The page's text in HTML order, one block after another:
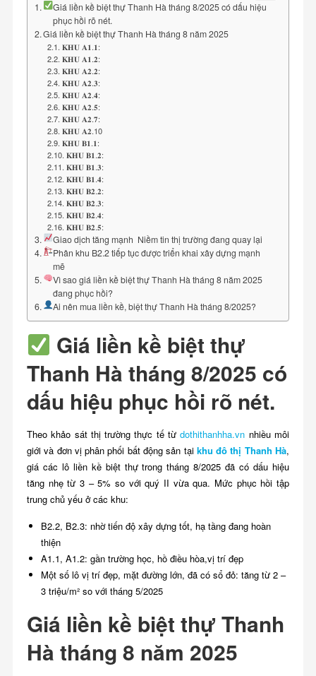
Giá liền kề biệt thự Thanh Hà tháng 8/2025 có dấu hiệu
phục hồi rõ nét.
Giá liền kề biệt thự Thanh Hà tháng 8 năm 2025
𝐊𝐇𝐔 𝐀𝟏.𝟏:
𝐊𝐇𝐔 𝐀𝟏.𝟐:
𝐊𝐇𝐔 𝐀𝟐.𝟐:
𝐊𝐇𝐔 𝐀𝟐.𝟑:
𝐊𝐇𝐔 𝐀𝟐.𝟒:
𝐊𝐇𝐔 𝐀𝟐.𝟓:
𝐊𝐇𝐔 𝐀𝟐.𝟕:
𝐊𝐇𝐔 𝐀𝟐.10
𝐊𝐇𝐔 𝐁𝟏.𝟏:
𝐊𝐇𝐔 𝐁𝟏.𝟐:
𝐊𝐇𝐔 𝐁𝟏.𝟑:
𝐊𝐇𝐔 𝐁𝟏.𝟒:
𝐊𝐇𝐔 𝐁𝟐.𝟐:
𝐊𝐇𝐔 𝐁𝟐.𝟑:
𝐊𝐇𝐔 𝐁𝟐.𝟒:
𝐊𝐇𝐔 𝐁𝟐.𝟓:
Giao dịch tăng mạnh Niềm tin thị trường đang quay lại
Phân khu B2.2 tiếp tục được triển khai xây dựng mạnh
mẽ
Vì sao giá liền kề biệt thự Thanh Hà tháng 8 năm 2025
đang phục hồi?
Ai nên mua liền kề, biệt thự Thanh Hà tháng 8/2025?
Giá liền kề biệt thự
Thanh Hà tháng 8/2025 có
dấu hiệu phục hồi rõ nét.
Theo khảo sát thị trường thực tế từdothithanhha.vn nhiều môi
giới và đơn vị phân phối bất động sản tại khu đô thị Thanh Hà,
giá các lô liền kề biệt thự trong tháng 8/2025 đã có dấu hiệu
tăng nhẹ từ 3 – 5% so với quý II vừa qua. Mức phục hồi tập
trung chủ yếu ở các khu:
B2.2, B2.3: nhờ tiến độ xây dựng tốt, hạ tầng đang hoàn
thiện
A1.1, A1.2: gần trường học, hồ điều hòa,vị trí đẹp
Một số lô vị trí đẹp, mặt đường lớn, đã có sổ đỏ: tăng từ 2 –
3 triệu/m² so với tháng 5/2025
Giá liền kề biệt thự Thanh
Hà tháng 8 năm 2025